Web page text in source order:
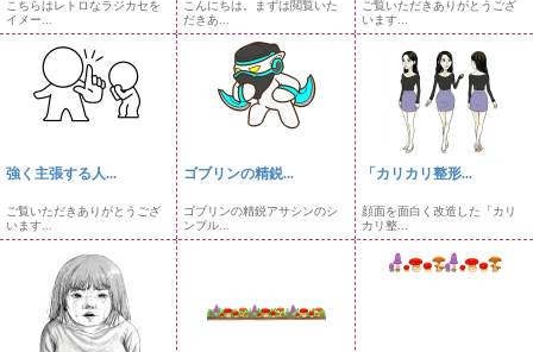
こちらはレトロなラジカセを
イメー...
こんにちは。まずは閲覧いた
だきあ...
ご覧いただきありがとうござ
います...
強く主張する人...
ご覧いただきありがとうござ
います...
ゴブリンの精鋭...
ゴブリンの精鋭アサシンのシ
ンプル...
「カリカリ整形...
顔面を面白く改造した「カリ
カリ整...